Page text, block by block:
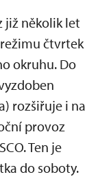
již několik let
čtvrtek
okruhu. Do
rozšiřuje i na
provoz
Ten je
do soboty.